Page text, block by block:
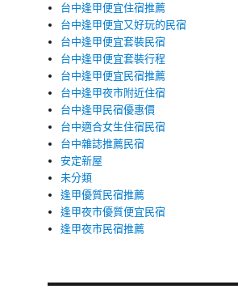
台中逢甲便宜住宿推薦
台中逢甲便宜又好玩的民宿
台中逢甲便宜套裝民宿
台中逢甲便宜套裝行程
台中逢甲便宜民宿推薦
台中逢甲夜市附近住宿
台中逢甲民宿優惠價
台中適合女生住宿民宿
台中雜誌推薦民宿
安定新屋
未分類
逢甲優質民宿推薦
逢甲夜市優質便宜民宿
逢甲夜市民宿推薦